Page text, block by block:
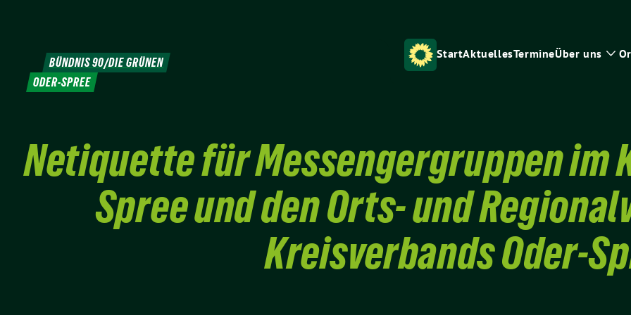
BÜNDNIS 90/DIE GRÜNEN
ODER-SPREE
StartAktuellesTermineÜber uns
Netiquette für Messengergruppen im
Spree und den Orts- und
Kreisverbands Oder-